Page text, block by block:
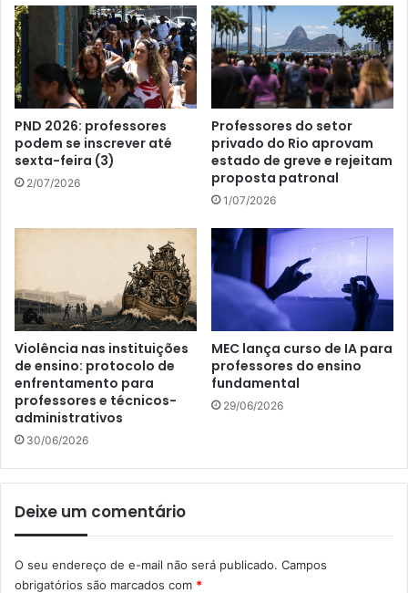
PND 2026: professores
podem se inscrever até
sexta-feira (3)
2/07/2026
Professores do setor
privado do Rio aprovam
estado de greve e rejeitam
proposta patronal
1/07/2026
Violência nas instituições
de ensino: protocolo de
enfrentamento para
professores e técnicos-
administrativos
30/06/2026
MEC lança curso de IA para
professores do ensino
fundamental
29/06/2026
Deixe um comentário
O seu endereço de e-mail não será publicado. Campos
obrigatórios são marcados com *